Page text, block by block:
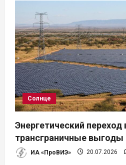
запустила
программу
групповых
закупок
солнечных
панелей
Солнце
Энергетический
трансграничные выгоды
ИА «ПроВИЭ» 20.07.2026